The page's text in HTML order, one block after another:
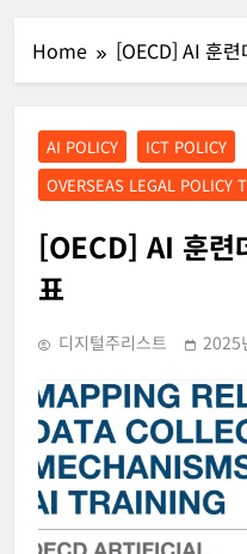
Home [OECD] AI 훈
AI POLICY
ICT POLICY
OVERSEAS LEGAL POLICY
[OECD] AI 훈련
표
디지털주리스트 2025